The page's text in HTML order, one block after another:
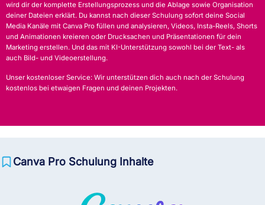
wird dir der komplette Erstellungsprozess und die Ablage sowie Organisation
deiner Dateien erklärt. Du kannst nach dieser Schulung sofort deine Social
Media Kanäle mit Canva Pro füllen und analysieren, Videos, Insta-Reels, Shorts
und Animationen kreieren oder Drucksachen und Präsentationen für dein
Marketing erstellen. Und das mit KI-Unterstützung sowohl bei der Text- als
auch Bild- und Videoerstellung.
Unser kostenloser Service: Wir unterstützen dich auch nach der Schulung
kostenlos bei etwaigen Fragen und deinen Projekten.
Canva Pro Schulung Inhalte